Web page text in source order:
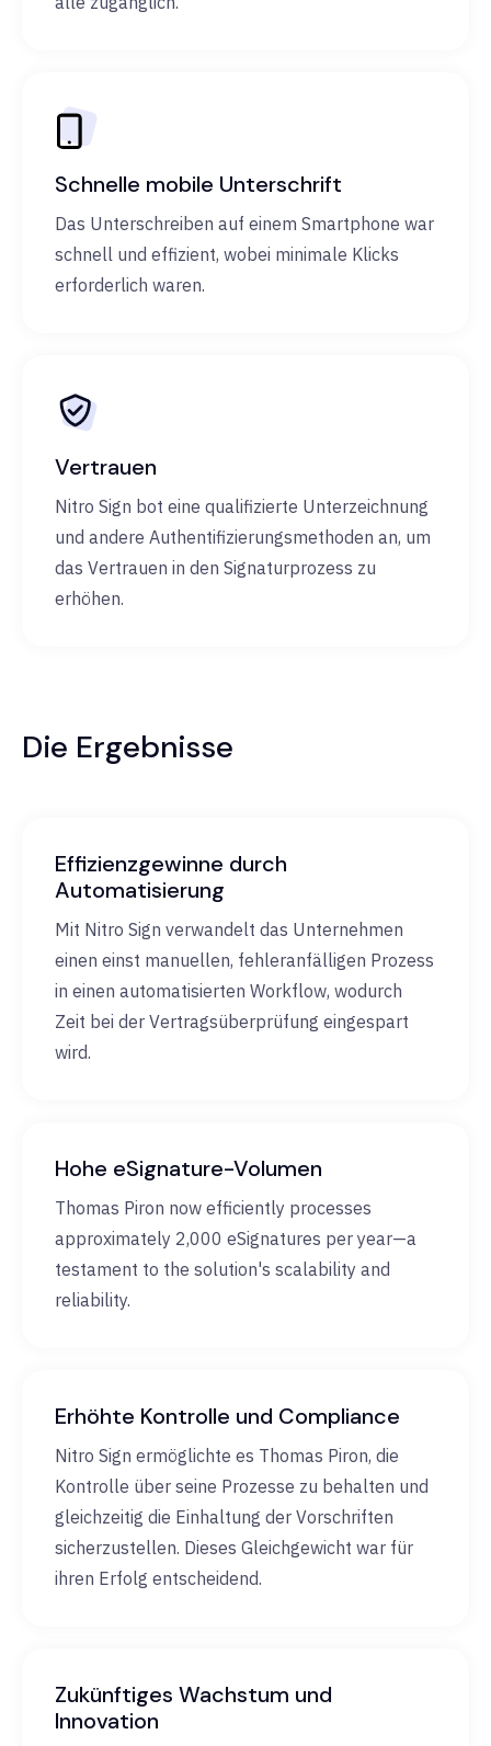
Schnelle mobile Unterschrift
Das Unterschreiben auf einem Smartphone war
schnell und effizient, wobei minimale Klicks
erforderlich waren.
Vertrauen
Nitro Sign bot eine qualifizierte Unterzeichnung
und andere Authentifizierungsmethoden an, um
das Vertrauen in den Signaturprozess zu
erhöhen.
Die Ergebnisse
Effizienzgewinne durch
Automatisierung
Mit Nitro Sign verwandelt das Unternehmen
einen einst manuellen, fehleranfälligen Prozess
in einen automatisierten Workflow, wodurch
Zeit bei der Vertragsüberprüfung eingespart
wird.
Hohe eSignature-Volumen
Thomas Piron now efficiently processes
approximately 2,000 eSignatures per year—a
testament to the solution's scalability and
reliability.
Erhöhte Kontrolle und Compliance
Nitro Sign ermöglichte es Thomas Piron, die
Kontrolle über seine Prozesse zu behalten und
gleichzeitig die Einhaltung der Vorschriften
sicherzustellen. Dieses Gleichgewicht war für
ihren Erfolg entscheidend.
Zukünftiges Wachstum und
Innovation